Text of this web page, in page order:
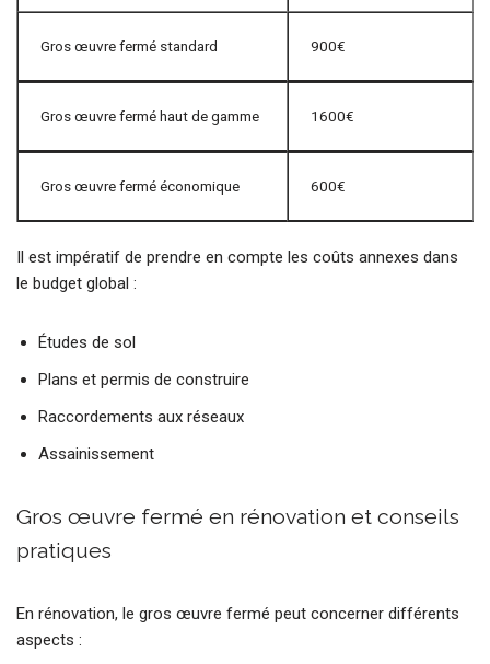
Gros œuvre fermé standard 900€
Gros œuvre fermé haut de gamme 1600€
Gros œuvre fermé économique 600€
Il est impératif de prendre en compte les coûts annexes dans
le budget global :
Études de sol
Plans et permis de construire
Raccordements aux réseaux
Assainissement
Gros œuvre fermé en rénovation et conseils
pratiques
En rénovation, le gros œuvre fermé peut concerner différents
aspects :